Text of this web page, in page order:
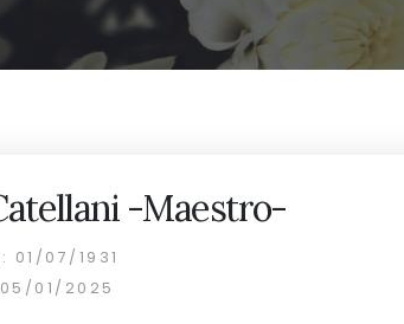
-Maestro-
07/1931
01/2025